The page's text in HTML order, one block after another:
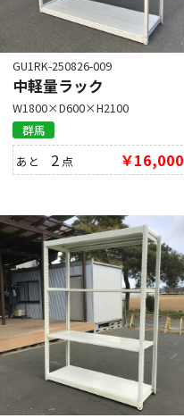
GU1RK-250826-009
中軽量ラック
W1800×D600×H2100
群馬
あと 2 点 ￥16,000